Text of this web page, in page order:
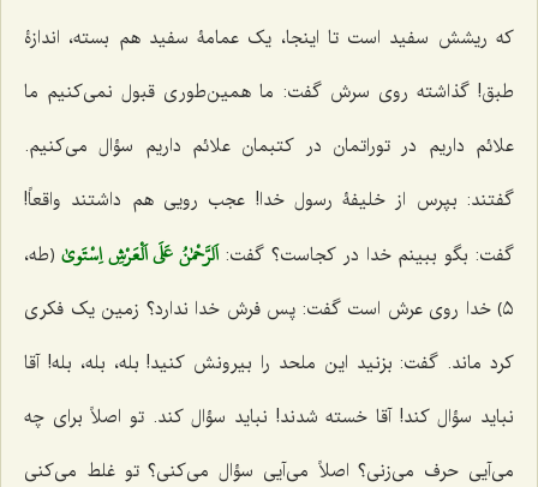
که ریشش سفید است تا اینجا، یک عمامۀ سفید هم بسته، اندازۀ
طبق! گذاشته روی سرش گفت: ما همین‌طوری قبول نمی‌کنیم ما
علائم داریم در توراتمان در کتبمان علائم داریم سؤال می‌کنیم.
گفتند: بپرس از خلیفۀ رسول خدا! عجب رویی هم داشتند واقعاً!
گفت: بگو ببینم خدا در کجاست؟ گفت: اَلرَّحْمٰنُ عَلَى اَلْعَرْشِ اِسْتَوىٰ ﴿طه‌،
٥﴾ خدا روی عرش است گفت: پس فرش خدا ندارد؟ زمین یک فکری
کرد ماند. گفت: بزنید این ملحد را بیرونش کنید! بله، بله، بله! آقا
نباید سؤال کند! آقا خسته شدند! نباید سؤال کند. تو اصلاً برای چه
می‌آیی حرف می‌زنی؟ اصلاً می‌آیی سؤال می‌کنی؟ تو غلط می‌کنی